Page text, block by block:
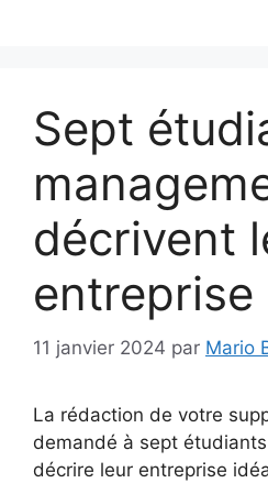
Sept
décrivent
entreprise
11 janvier 2024 par Mario
La rédaction de votre
demandé à sept
décrire leur entreprise